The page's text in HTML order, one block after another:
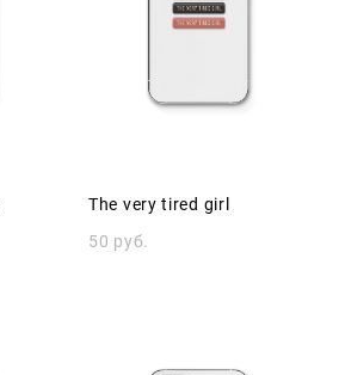
The very tired girl
50 pуб.